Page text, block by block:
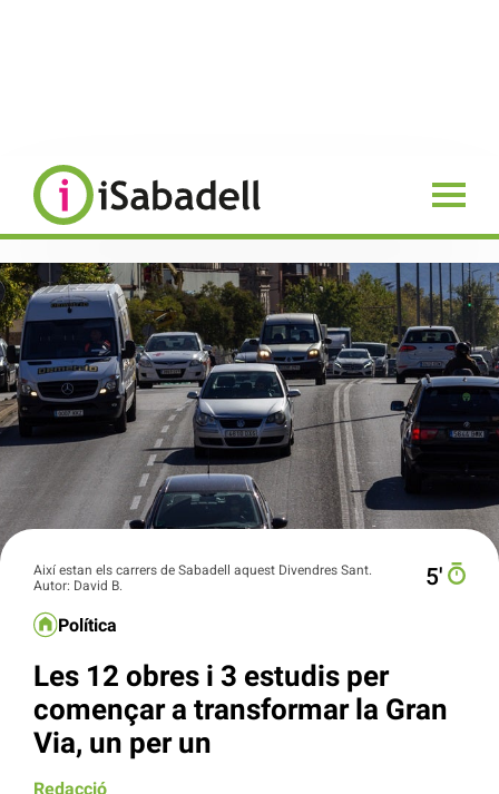
Així estan els carrers de Sabadell aquest Divendres Sant.
Autor: David B.
5′
Política
Les 12 obres i 3 estudis per
començar a transformar la Gran
Via, un per un
Redacció